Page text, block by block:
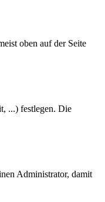
oben auf der Seite
...) festlegen. Die
Administrator, damit